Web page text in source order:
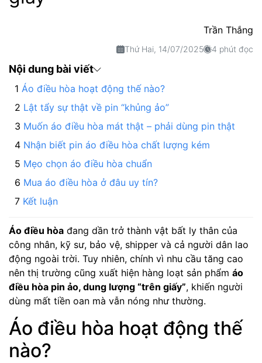
Trần Thắng
Thứ Hai, 14/07/2025 4 phút đọc
Nội dung bài viết
Áo điều hòa hoạt động thế nào?
Lật tẩy sự thật về pin “khủng ảo”
Muốn áo điều hòa mát thật – phải dùng pin thật
Nhận biết pin áo điều hòa chất lượng kém
Mẹo chọn áo điều hòa chuẩn
Mua áo điều hòa ở đâu uy tín?
Kết luận
Áo điều hòa đang dần trở thành vật bất ly thân của
công nhân, kỹ sư, bảo vệ, shipper và cả người dân lao
động ngoài trời. Tuy nhiên, chính vì nhu cầu tăng cao
nên thị trường cũng xuất hiện hàng loạt sản phẩm áo
điều hòa pin ảo, dung lượng “trên giấy”, khiến người
dùng mất tiền oan mà vẫn nóng như thường.
Áo điều hòa hoạt động thế
nào?